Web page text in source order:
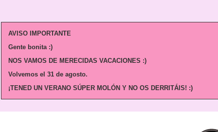
AVISO IMPORTANTE
Gente bonita :)
NOS VAMOS DE MERECIDAS VACACIONES :)
Volvemos el 31 de agosto.
¡TENED UN VERANO SÚPER MOLÓN Y NO OS DERRITÁIS! :)